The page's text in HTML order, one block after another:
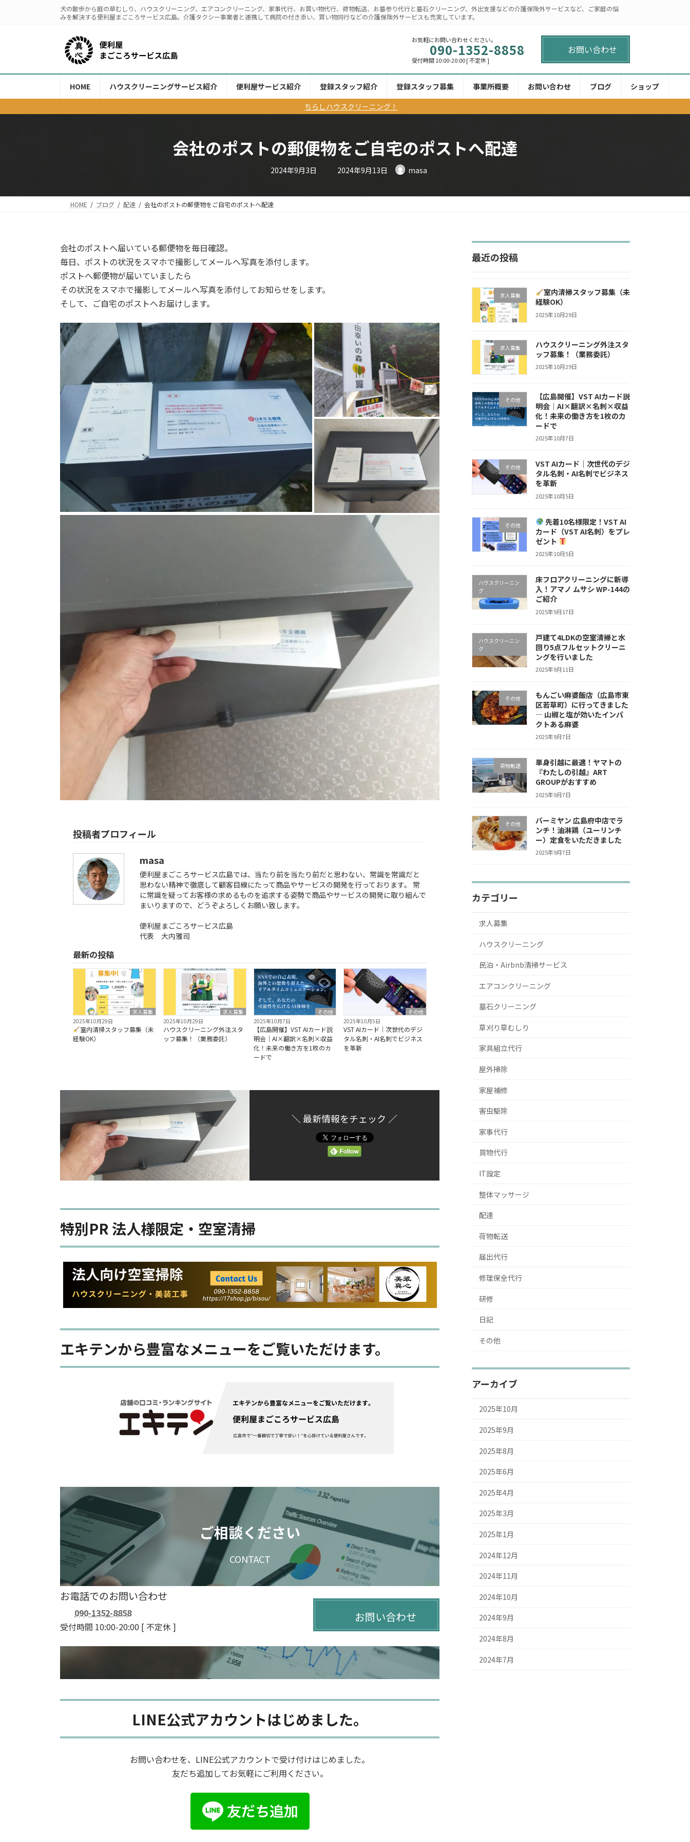
プ
動
犬の散歩から庭の草むしり、ハウスクリーニング、エアコンクリーニング、家事代行、お買い物代行、荷物転送、お墓参り代行と墓石クリーニング、外出支援などの介護保険外サービスなど、ご家庭の悩
みを解決する便利屋まごころサービス広島。介護タクシー事業者と連携して病院の付き添い、買い物同行などの介護保険外サービスも充実しています。
お気軽にお問い合わせください。
090-1352-8858
受付時間 10:00-20:00 [ 不定休 ]
お問い合わせ
HOME ハウスクリーニングサービス紹介 便利屋サービス紹介 登録スタッフ紹介 登録スタッフ募集 事業所概要 お問い合わせ ブログ
ショップ
ちらしハウスクリーニング！
会社のポストの郵便物をご自宅のポストへ配達
2024年9月3日 最
終
日
2024年9月13日 masa
HOME ブログ 配達 会社のポストの郵便物をご自宅のポストへ配達
会社のポストへ届いている郵便物を毎日確認。
毎日、ポストの状況をスマホで撮影してメールへ写真を添付します。
ポストへ郵便物が届いていましたら
その状況をスマホで撮影してメールへ写真を添付してお知らせをします。
そして、ご自宅のポストへお届けします。
投稿者プロフィール
masa
便利屋まごころサービス広島では、当たり前を当たり前だと思わない、常識を常識だと
思わない精神で徹底して顧客目線にたって商品やサービスの開発を行っております。 常
に常識を疑ってお客様の求めるものを追求する姿勢で商品やサービスの開発に取り組んで
まいりますので、どうぞよろしくお願い致します。
便利屋まごころサービス広島
代表 大内雅司
最新の投稿
求人募集
2025年10月29日
室内清掃スタッフ募集（未
経験OK）
求人募集
2025年10月29日
ハウスクリーニング外注スタ
ッフ募集！（業務委託）
その他
2025年10月7日
【広島開催】VST AIカード説
明会｜AI×翻訳×名刺×収益
化！未来の働き方を1枚のカ
ードで
その他
2025年10月5日
VST AIカード｜次世代のデジ
タル名刺・AI名刺でビジネス
を革新
＼ 最新情報をチェック ／
特別PR 法人様限定・空室清掃
エキテンから豊富なメニューをご覧いただけます。
ご相談ください
CONTACT
お電話でのお問い合わせ
090-1352-8858
受付時間 10:00-20:00 [ 不定休 ]
お問い合わせ
LINE公式アカウントはじめました。
お問い合わせを、LINE公式アカウントで受け付けはじめました。
友だち追加してお気軽にご利用ください。
最近の投稿
求人募集
室内清掃スタッフ募集（未
経験OK）
2025年10月29日
求人募集
ハウスクリーニング外注スタ
ッフ募集！（業務委託）
2025年10月29日
その他
【広島開催】VST AIカード説
明会｜AI×翻訳×名刺×収益
化！未来の働き方を1枚のカ
ードで
2025年10月7日
その他
VST AIカード｜次世代のデジ
タル名刺・AI名刺でビジネス
を革新
2025年10月5日
その他
先着10名様限定！VST AI
カード（VST AI名刺）をプレ
ゼント
2025年10月5日
ハウスクリーニン
グ
床フロアクリーニングに新導
入！アマノ ムサシ WP-144の
ご紹介
2025年9月17日
ハウスクリーニン
グ
戸建て4LDKの空室清掃と水
回り5点フルセットクリーニ
ングを行いました
2025年9月11日
その他
もんごい麻婆飯店（広島市東
区若草町）に行ってきました
— 山椒と塩が効いたインパ
クトある麻婆
2025年9月7日
荷物転送
単身引越に最適！ヤマトの
『わたしの引越』ART
GROUPがおすすめ
2025年9月7日
その他
バーミヤン 広島府中店でラ
ンチ！油淋鶏（ユーリンチ
ー）定食をいただきました
2025年9月7日
カテゴリー
求人募集
ハウスクリーニング
民泊・Airbnb清掃サービス
エアコンクリーニング
墓石クリーニング
草刈り草むしり
家具組立代行
屋外掃除
家屋補修
害虫駆除
家事代行
買物代行
IT設定
整体マッサージ
配達
荷物転送
届出代行
修理保全代行
研修
日記
その他
アーカイブ
2025年10月
2025年9月
2025年8月
2025年6月
2025年4月
2025年3月
2025年1月
2024年12月
2024年11月
2024年10月
2024年9月
2024年8月
2024年7月